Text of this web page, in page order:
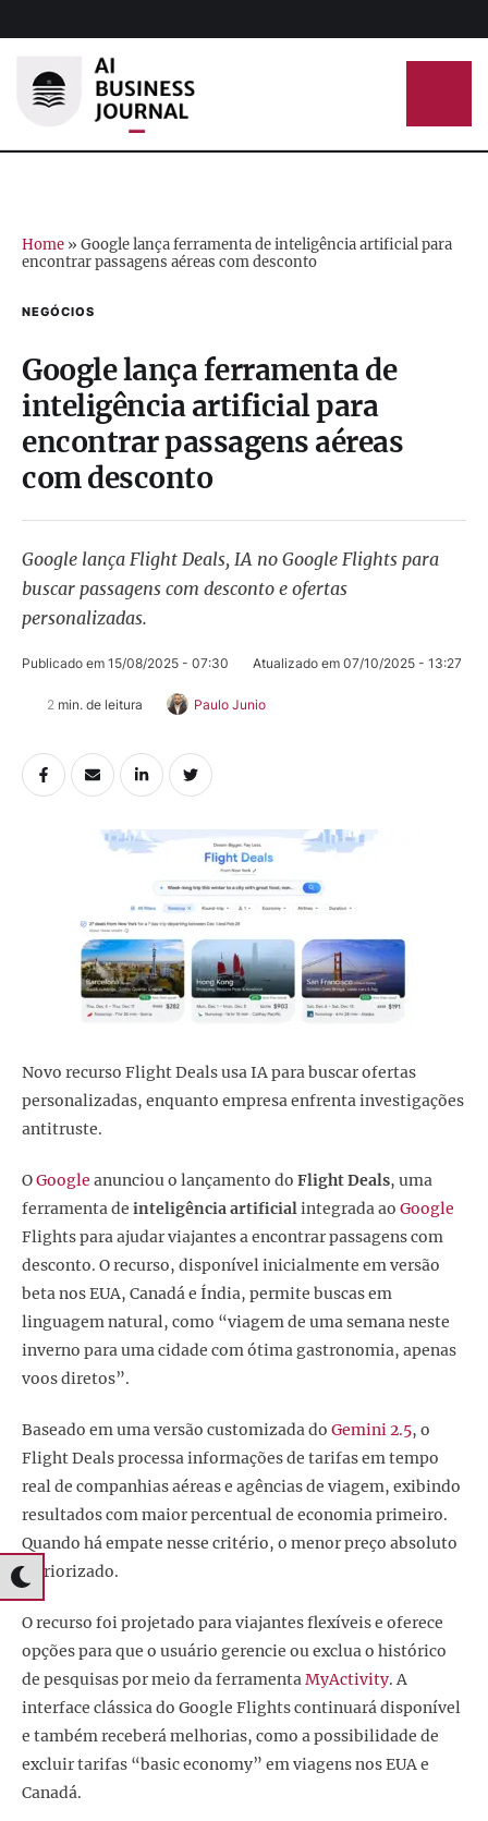
Home » Google lança ferramenta de inteligência artificial para
encontrar passagens aéreas com desconto
NEGÓCIOS
Google lança ferramenta de
inteligência artificial para
encontrar passagens aéreas
com desconto
Google lança Flight Deals, IA no Google Flights para
buscar passagens com desconto e ofertas
personalizadas.
Publicado em 15/08/2025 - 07:30 Atualizado em 07/10/2025 - 13:27
2 min. de leitura Paulo Junio
Novo recurso Flight Deals usa IA para buscar ofertas
personalizadas, enquanto empresa enfrenta investigações
antitruste.
OGoogle anunciou o lançamento do Flight Deals, uma
ferramenta de inteligência artificialintegrada ao Google
Flights para ajudar viajantes a encontrar passagens com
desconto. O recurso, disponível inicialmente em versão
beta nos EUA, Canadá e Índia, permite buscas em
linguagem natural, como “viagem de uma semana neste
inverno para uma cidade com ótima gastronomia, apenas
voos diretos”.
Baseado em uma versão customizada do Gemini 2.5, o
Flight Deals processa informações de tarifas em tempo
real de companhias aéreas e agências de viagem, exibindo
resultados com maior percentual de economia primeiro.
Quando há empate nesse critério, o menor preço absoluto
é priorizado.
O recurso foi projetado para viajantes flexíveis e oferece
opções para que o usuário gerencie ou exclua o histórico
de pesquisas por meio da ferramentaMyActivity. A
interface clássica do Google Flights continuará disponível
e também receberá melhorias, como a possibilidade de
excluir tarifas “basic economy” em viagens nos EUA e
Canadá.